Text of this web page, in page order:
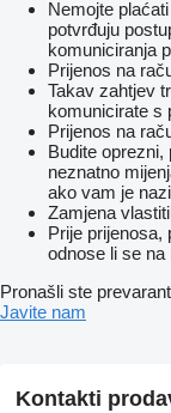
Nemojte
potvrđuju
komuniciranja
Prijenos na
Takav zahtjev
komunicirate s
Prijenos na
Budite
neznatno
ako vam je
Zamjena
Prije prijenosa,
odnose li se na
Pronašli ste
Javite nam
Kontakti